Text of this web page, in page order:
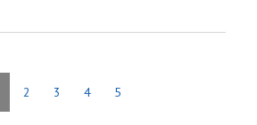
2 3 4 5